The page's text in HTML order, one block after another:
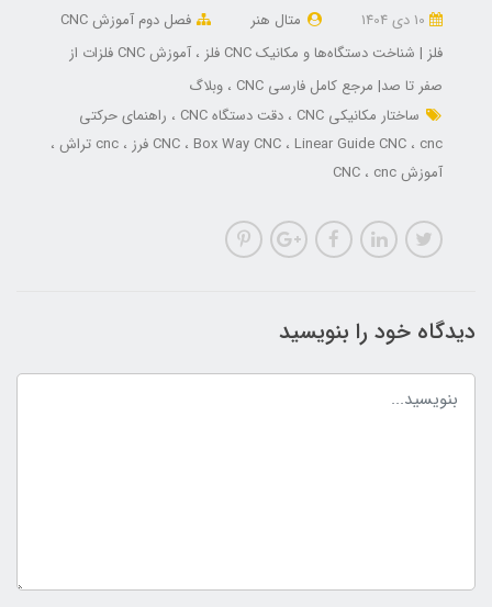
متال هنر
فصل دوم آموزش CNC
فلز | شناخت دستگاه‌ها و مکانیک CNC فلز
آموزش CNC فلزات از
صفر تا صد| مرجع کامل فارسی CNC
وبلاگ
ساختار مکانیکی CNC
دقت دستگاه CNC
راهنمای حرکتی
CNC
Box Way CNC Linear Guide CNC cnc فرز
cnc تراش
آموزش CNCcnc
دیدگاه خود را بنویسید